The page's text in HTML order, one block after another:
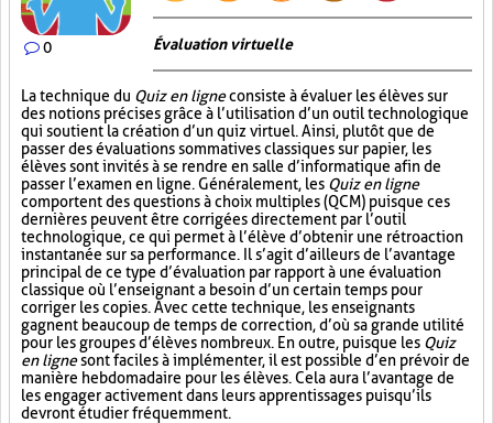
0 Évaluation virtuelle
La technique du Quiz en ligneconsiste à évaluer les élèves sur
des notions précises grâce à l’utilisation d’un outil technologique
qui soutient la création d’un quiz virtuel. Ainsi, plutôt que de
passer des évaluations sommatives classiques sur papier, les
élèves sont invités à se rendre en salle d’informatique afin de
passer l’examen en ligne. Généralement, les Quiz en ligne
comportent des questions à choix multiples (QCM) puisque ces
dernières peuvent être corrigées directement par l’outil
technologique, ce qui permet à l’élève d’obtenir une rétroaction
instantanée sur sa performance. Il s’agit d’ailleurs de l’avantage
principal de ce type d’évaluation par rapport à une évaluation
classique où l’enseignant a besoin d’un certain temps pour
corriger les copies. Avec cette technique, les enseignants
gagnent beaucoup de temps de correction, d’où sa grande utilité
pour les groupes d’élèves nombreux. En outre, puisque les Quiz
en lignesont faciles à implémenter, il est possible d’en prévoir de
manière hebdomadaire pour les élèves. Cela aura l’avantage de
les engager activement dans leurs apprentissages puisqu’ils
devront étudier fréquemment.